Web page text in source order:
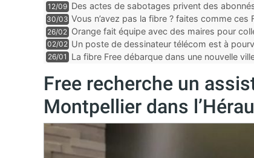
12/09 Des actes de sabotages privent des
et mobile, “c’est clairement quelqu’un qui est
30/03 Vous n’avez pas la fibre ? faites comme
26/02 Orange fait équipe avec des maires pour
02/02 Un poste de dessinateur télécom est à
Gard
26/01 La fibre Free débarque dans une nouvelle
Free recherche un
Montpellier dans